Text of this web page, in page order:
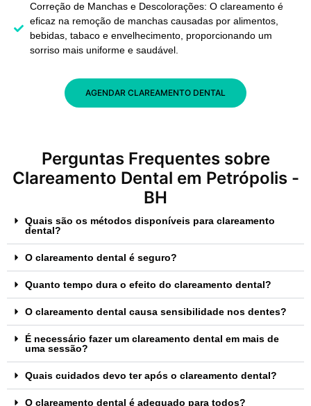
Correção de Manchas e Descolorações: O clareamento é
eficaz na remoção de manchas causadas por alimentos,
bebidas, tabaco e envelhecimento, proporcionando um
sorriso mais uniforme e saudável.
AGENDAR CLAREAMENTO DENTAL
Perguntas Frequentes sobre
Clareamento Dental em Petrópolis -
BH
Quais são os métodos disponíveis para clareamento
dental?
O clareamento dental é seguro?
Quanto tempo dura o efeito do clareamento dental?
O clareamento dental causa sensibilidade nos dentes?
É necessário fazer um clareamento dental em mais de
uma sessão?
Quais cuidados devo ter após o clareamento dental?
O clareamento dental é adequado para todos?